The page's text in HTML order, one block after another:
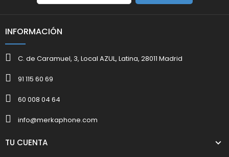
INFORMACIÓN
C. de Caramuel, 3, Local AZUL, Latina, 28011 Madrid
91 115 60 69
60 008 04 64
info@merkaphone.com
TU CUENTA